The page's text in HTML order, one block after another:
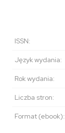
ISSN:
Język wydania:
Rok wydania:
Liczba stron:
Format (ebook):